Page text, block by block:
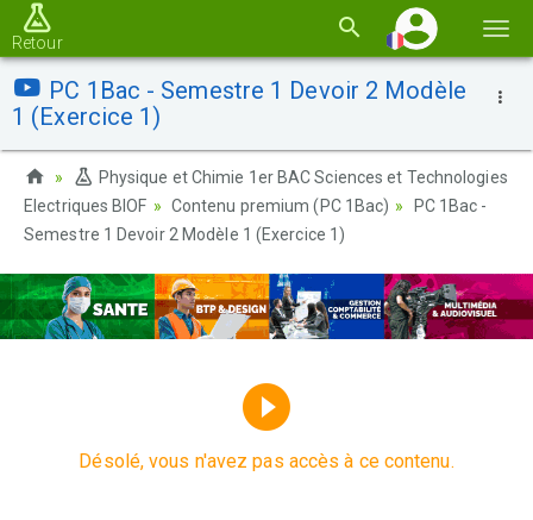
la
Retour
PC 1Bac - Semestre 1 Devoir 2 Modèle
1 (Exercice 1)
Physique et Chimie 1er BAC Sciences et Technologies
Electriques BIOF
Contenu premium (PC 1Bac)
PC 1Bac -
Semestre 1 Devoir 2 Modèle 1 (Exercice 1)
Désolé, vous n'avez pas accès à ce contenu.